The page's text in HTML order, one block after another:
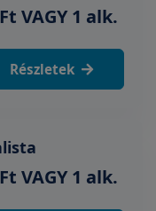
VAGY 1 alk.
Részletek
VAGY 1 alk.